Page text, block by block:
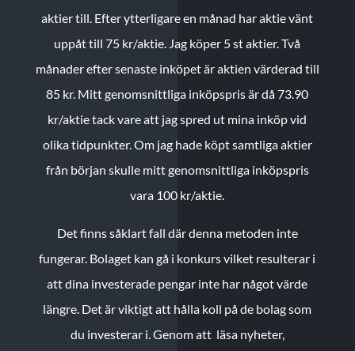
aktier till. Efter ytterligare en månad har aktie vänt
uppåt till 75 kr/aktie. Jag köper 5 st aktier.Två
månader efter senaste inköpet är aktien värderad till
85 kr. Mitt genomsnittliga inköpspris är då 73.90
kr/aktie tack vare att jag spred ut mina inköp vid
olika tidpunkter. Om jag hade köpt samtliga aktier
från början skulle mitt genomsnittliga inköpspris
vara 100 kr/aktie.
Det finns såklart fall där denna metoden inte
fungerar. Bolaget kan gå i konkurs vilket resulterar i
att dina investerade pengar inte har något värde
längre. Det är viktigt att hålla koll på de bolag som
du investerar i. Genom att läsa nyheter,